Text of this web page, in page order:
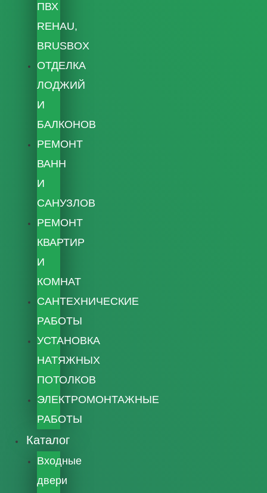
ПВХ
REHAU,
BRUSBOX
ОТДЕЛКА
ЛОДЖИЙ
И
БАЛКОНОВ
РЕМОНТ
ВАНН
И
САНУЗЛОВ
РЕМОНТ
КВАРТИР
И
КОМНАТ
САНТЕХНИЧЕСКИЕ
РАБОТЫ
УСТАНОВКА
НАТЯЖНЫХ
ПОТОЛКОВ
ЭЛЕКТРОМОНТАЖНЫЕ
РАБОТЫ
Каталог
Входные
двери